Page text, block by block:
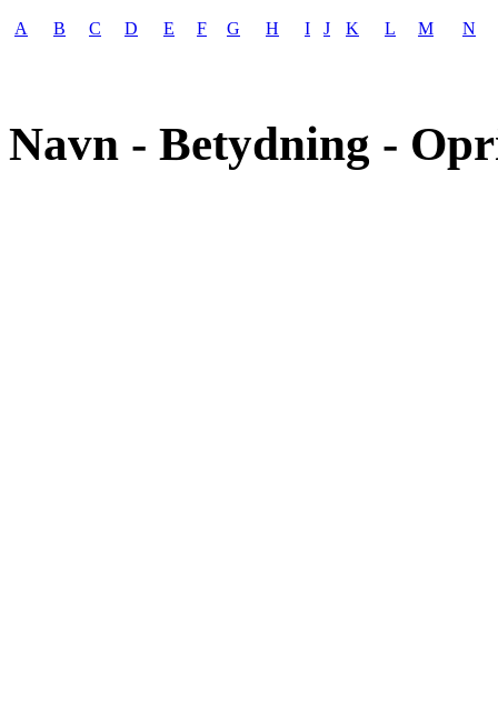
A B C D E F G H I J K L M N
Navn - Betydning -